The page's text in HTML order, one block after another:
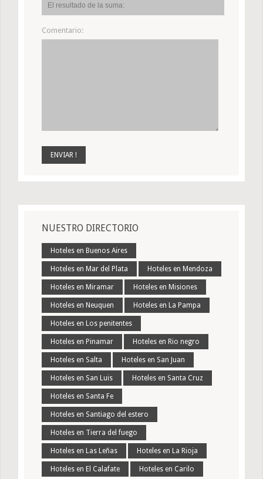
Comentario:
NUESTRO DIRECTORIO
Hoteles en Buenos Aires
Hoteles en Mar del Plata Hoteles en Mendoza
Hoteles en Miramar Hoteles en Misiones
Hoteles en Neuquen Hoteles en La Pampa
Hoteles en Los penitentes
Hoteles en Pinamar Hoteles en Rio negro
Hoteles en Salta Hoteles en San Juan
Hoteles en San Luis Hoteles en Santa Cruz
Hoteles en Santa Fe
Hoteles en Santiago del estero
Hoteles en Tierra del fuego
Hoteles en Las Leñas Hoteles en La Rioja
Hoteles en El Calafate Hoteles en Carilo